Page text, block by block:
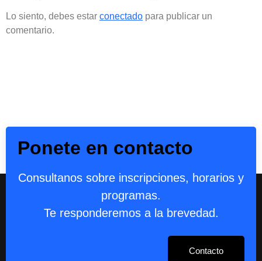
Lo siento, debes estar conectado para publicar un
comentario.
Ponete en contacto
Consultanos sobre inscripciones, horarios y
programas.
Te responderemos a la brevedad.
Contacto